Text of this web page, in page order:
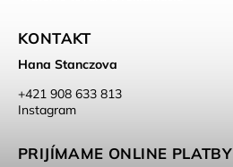
KONTAKT
Hana Stanczova
‭+421 908 633 813‬
Instagram
PRIJÍMAME ONLINE PLATBY